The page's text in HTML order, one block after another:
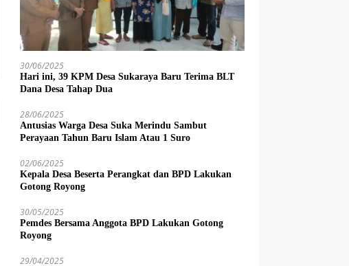
30/06/2025
Hari ini, 39 KPM Desa Sukaraya Baru Terima BLT
Dana Desa Tahap Dua
28/06/2025
Antusias Warga Desa Suka Merindu Sambut
Perayaan Tahun Baru Islam Atau 1 Suro
02/06/2025
Kepala Desa Beserta Perangkat dan BPD Lakukan
Gotong Royong
30/05/2025
Pemdes Bersama Anggota BPD Lakukan Gotong
Royong
29/04/2025